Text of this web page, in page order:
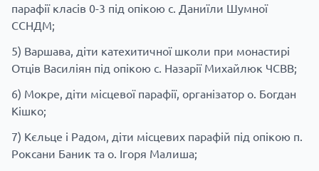
парафії класів 0-3 під опікою с. Даниїли Шумної
ССНДМ;
5) Варшава, діти катехитичної школи при монастирі
Отців Василіян під опікою с. Назарії Михайлюк ЧСВВ;
6) Мокре, діти місцевої парафії, організатор о. Богдан
Кішко;
7) Кєльце і Радом, діти місцевих парафій під опікою п.
Роксани Баник та о. Ігоря Малиша;